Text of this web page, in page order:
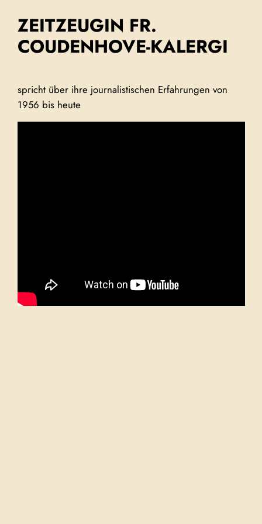
Zum
Inhalt
Springen
ZEITZEUGIN FR.
COUDENHOVE-KALERGI
spricht über ihre journalistischen Erfahrungen von
1956 bis heute